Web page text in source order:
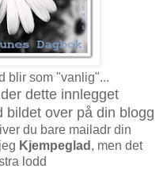
blir som "vanlig"...
dette innlegget
bildet over på din blogg
du bare mailadr din
Kjempeglad , men det
lodd